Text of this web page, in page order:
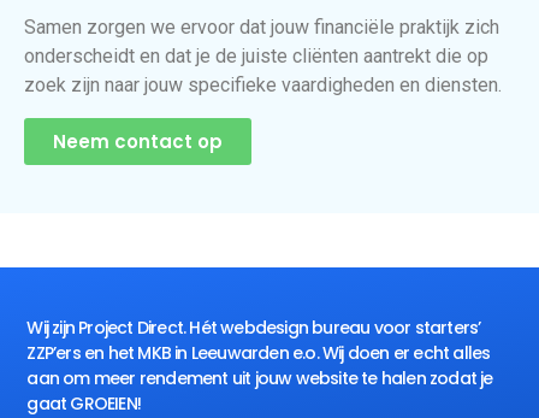
Samen zorgen we ervoor dat jouw financiële praktijk zich
onderscheidt en dat je de juiste cliënten aantrekt die op
zoek zijn naar jouw specifieke vaardigheden en diensten.
Neem contact op
Wij zijn Project Direct. Hét webdesign bureau voor starters’
ZZP’ers en het MKB in Leeuwarden e.o. Wij doen er echt alles
aan om meer rendement uit jouw website te halen zodat je
gaat GROEIEN!